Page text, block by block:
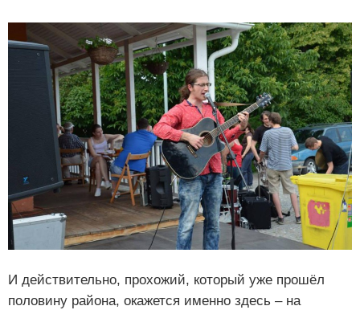
И действительно, прохожий, который уже прошёл
половину района, окажется именно здесь – на